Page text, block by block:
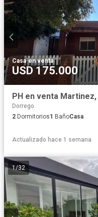
Casa·en venta
USD 175.000
PH en venta
Dorrego
2 Dormitorios1 BañoCasa
Actualizado hace 1 semana
1/32